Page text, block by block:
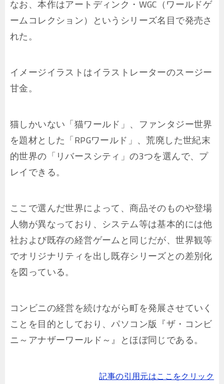
なお、本作はアートディンク・WGC（ワールドゲ
ームコレクション）というシリーズ名目で発売さ
れた。
イメージイラストはイラストレーターのスージー
甘金。
猫しかいない「猫ワールド」、ファンタジー世界
を題材とした「RPGワールド」、荒廃した世紀末
的世界の「リバースシティ」の3つを選んで、プ
レイできる。
ここで選んだ世界によって、商品そのものや登場
人物が異なっており、システム等は基本的には他
社および既存の経営ゲームと同じだが、世界観等
でオリジナリティを出し既存シリーズとの差別化
を図っている。
コンビニの経営を続けながら町を発展させていく
ことを目的としており、パソコン版『ザ・コンビ
ニ～アナザーワールド～』とほぼ同じである。
記事の引用元はここをクリック